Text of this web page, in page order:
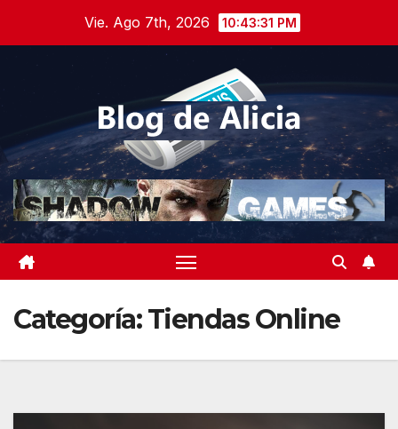
Vie. Ago 7th, 2026 10:43:32 PM
Categoría:Tiendas Online